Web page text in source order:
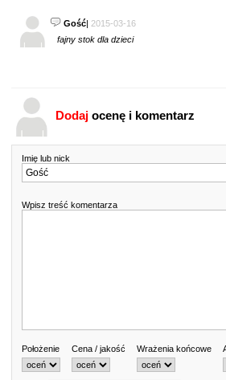
Gość| 2015-03-16
fajny stok dla dzieci
Dodaj ocenę i komentarz
Imię lub nick
Wpisz treść komentarza
Położenie Cena / jakość Wrażenia końcowe